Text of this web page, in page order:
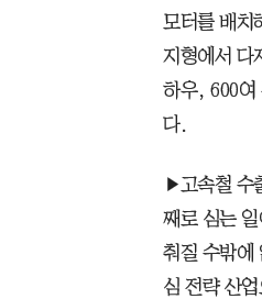
모터를 배치
지형에서 다
하우, 600여
다.
▶고속철 수
째로 심는
춰질 수밖에
심 전략 산